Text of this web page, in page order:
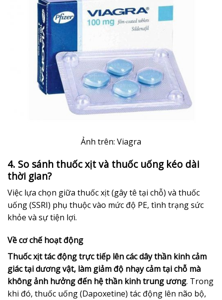
Ảnh trên: Viagra
4. So sánh thuốc xịt và thuốc uống kéo dài
thời gian?
Việc lựa chọn giữa thuốc xịt (gây tê tại chỗ) và thuốc
uống (SSRI) phụ thuộc vào mức độ PE, tình trạng sức
khỏe và sự tiện lợi.
Về cơ chế hoạt động
Thuốc xịt tác động trực tiếp lên các dây thần kinh cảm
giác tại dương vật, làm giảm độ nhạy cảm tại chỗ mà
không ảnh hưởng đến hệ thần kinh trung ương. Trong
khi đó, thuốc uống (Dapoxetine) tác động lên não bộ,